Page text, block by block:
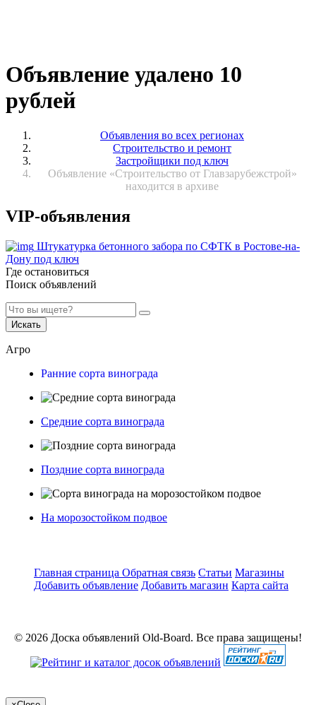
Объявление удалено 10
рублей
Объявления во всех регионах
Строительство и ремонт
Застройщики под ключ
Объявление «Строительство от Главзарубежстрой»
находится в архиве
VIP-объявления
Штукатурка бетонного забора по СФТК в Ростове-на-
Дону под ключ
Где остановиться
Поиск объявлений
Искать
Агро
Ранние сорта винограда
Средние сорта винограда
Поздние сорта винограда
На морозостойком подвое
Главная страница Обратная связь Статьи Магазины
Добавить объявление Добавить магазин Карта сайта
© 2026 Доска объявлений Old-Board. Все права защищены!